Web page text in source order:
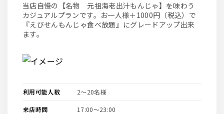
当店自慢の【名物 元祖海老出汁もんじゃ】を味わう
カジュアルプランです。お一人様＋1000円（税込）で
『えびせんもんじゃ食べ放題』にグレードアップ出来
ます。
利用可能人数 2〜20名様
来店時間 17:00〜23:00